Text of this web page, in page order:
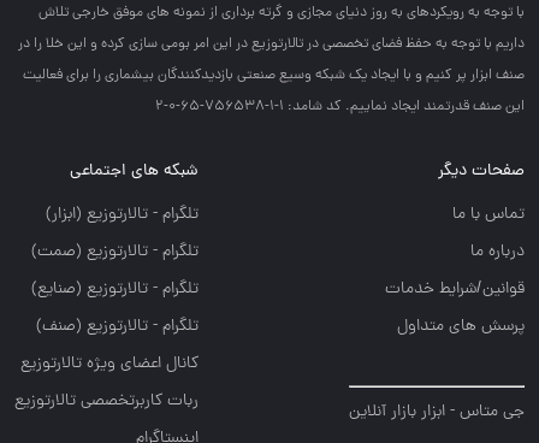
با توجه به رويكردهاي به روز دنياي مجازي و گرته برداري از نمونه هاي موفق خارجي تلاش
داريم با توجه به حفظ فضاي تخصصي در تالارتوزيع در اين امر بومي سازي كرده و اين خلا را در
صنف ابزار پر كنيم و با ايجاد يك شبكه وسيع صنعتي بازديدكنندگان بيشماري را براي فعاليت
اين صنف قدرتمند ايجاد نماييم. کد شامد: 1-1-756538-65-0-2
صفحات دیگر
تماس با ما
درباره ما
قوانین/شرایط خدمات
پرسش های متداول
جی متاس - ابزار بازار آنلاین
شبکه های اجتماعی
تلگرام - تالارتوزيع (ابزار)
تلگرام - تالارتوزيع (صمت)
تلگرام - تالارتوزيع (صنايع)
تلگرام - تالارتوزیع (صنف)
کانال اعضای ویژه تالارتوزیع
ربات کاربرتخصصی تالارتوزیع